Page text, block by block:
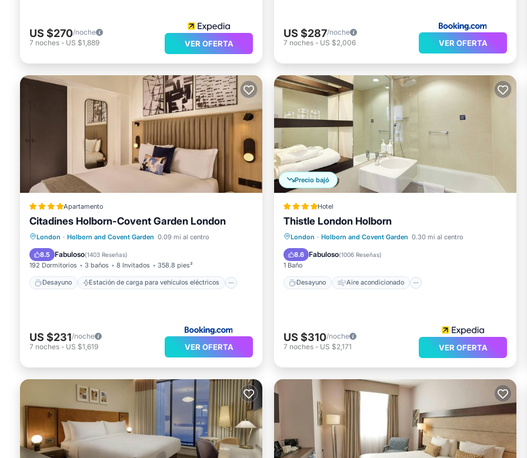
US $270/noche
7 noches - US $1,889 VER OFERTA
US $287/noche
7 noches - US $2,006 VER OFERTA
Apartamento
Citadines Holborn-Covent Garden London
London · Holborn and Covent Garden 0.09 mi al centro
8.5 Fabuloso(1403 Reseñas)
192 Dormitorios 3 baños 8 Invitados 358.8 pies²
Desayuno Estación de carga para vehículos eléctricos
Desayuno
Estación de carga para vehículos eléctricos
Aparcamiento
US $231/noche
7 noches - US $1,619 VER OFERTA
Precio bajó
Hotel
Thistle London Holborn
London · Holborn and Covent Garden 0.30 mi al centro
8.6 Fabuloso(1006 Reseñas)
1 Baño
Desayuno Aire acondicionado
Desayuno
Aire acondicionado
Internet
Apto para niños
US $310/noche
7 noches - US $2,171 VER OFERTA